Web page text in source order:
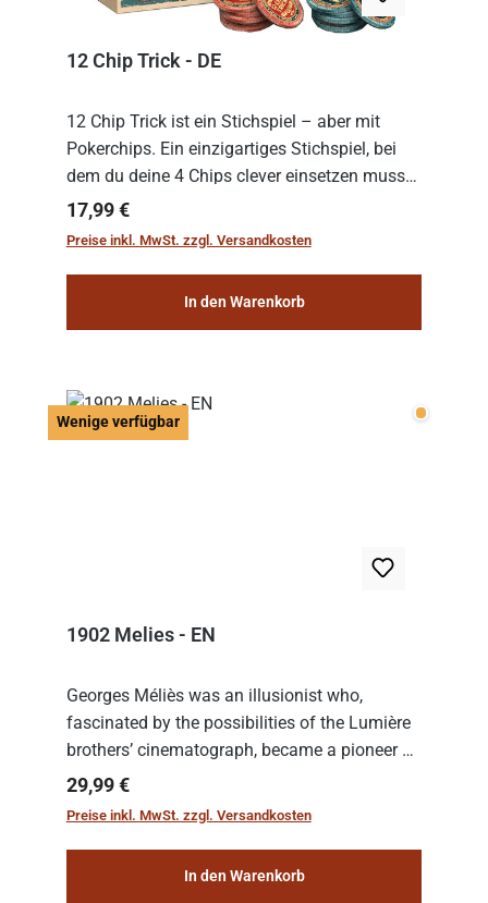
12 Chip Trick - DE
12 Chip Trick ist ein Stichspiel – aber mit
Pokerchips. Ein einzigartiges Stichspiel, bei
dem du deine 4 Chips clever einsetzen musst.
Wer die Chips mit dem höchsten Gesamtwert
hat, gewinnt die Runde. Aber Vorsicht: D...
Regulärer Preis:
17,99 €
Preise inkl. MwSt. zzgl. Versandkosten
In den Warenkorb
Wenige verfügbar Wenige
1902 Melies - EN
Georges Méliès was an illusionist who,
fascinated by the possibilities of the Lumière
brothers’ cinematograph, became a pioneer of
cinema. In 1902, he filmed his most famous
work: “Le Voyage dans la Lune” (“A Trip to...
Regulärer Preis:
29,99 €
Preise inkl. MwSt. zzgl. Versandkosten
In den Warenkorb